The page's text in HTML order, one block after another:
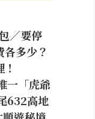
／要停
多少？
一「虎爺
632高地